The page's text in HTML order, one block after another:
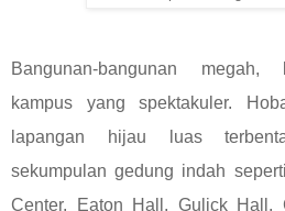
Bangunan-bangunan megah,
kampus yang spektakuler.
lapangan hijau luas
sekumpulan gedung indah
Center, Eaton Hall, Gulick Hall,